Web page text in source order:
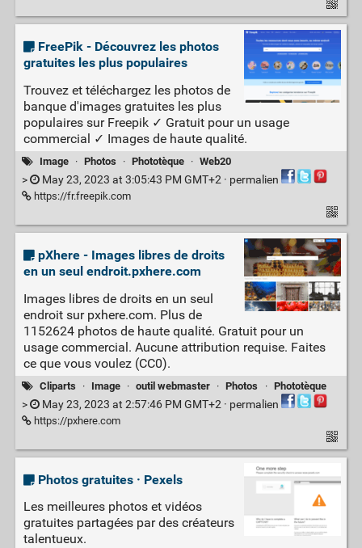
FreePik - Découvrez les photos
gratuites les plus populaires
Trouvez et téléchargez les photos de
banque d'images gratuites les plus
populaires sur Freepik ✓ Gratuit pour un usage
commercial ✓ Images de haute qualité.
Image · Photos · Phototèque · Web20
> May 23, 2023 at 3:05:43 PM GMT+2 · permalien
https://fr.freepik.com
pXhere - Images libres de droits
en un seul endroit.pxhere.com
Images libres de droits en un seul
endroit sur pxhere.com. Plus de
1152624 photos de haute qualité. Gratuit pour un
usage commercial. Aucune attribution requise. Faites
ce que vous voulez (CC0).
Cliparts · Image · outil webmaster · Photos · Phototèque
> May 23, 2023 at 2:57:46 PM GMT+2 · permalien
https://pxhere.com
Photos gratuites · Pexels
Les meilleures photos et vidéos
gratuites partagées par des créateurs
talentueux.